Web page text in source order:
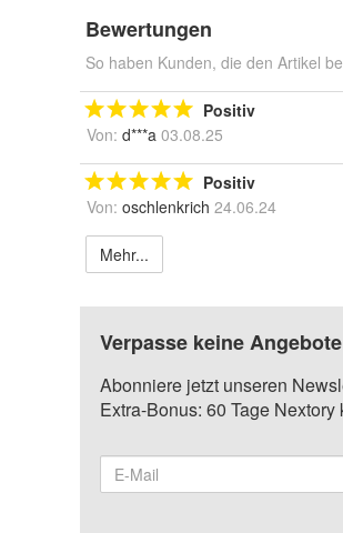
Bewertungen
So haben Kunden, die den Artikel
Positiv
Von: d***a 03.08.25
Positiv
Von: oschlenkrich 24.06.24
Mehr...
Verpasse keine
Abonniere jetzt unseren
Extra-Bonus: 60 Tage